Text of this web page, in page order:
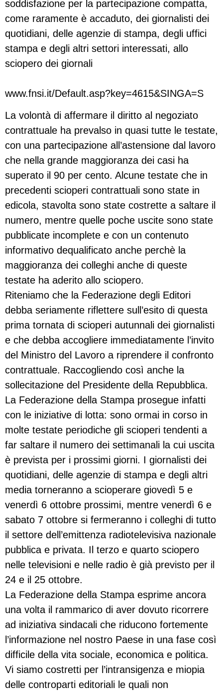
soddisfazione per la partecipazione compatta,
come raramente è accaduto, dei giornalisti dei
quotidiani, delle agenzie di stampa, degli uffici
stampa e degli altri settori interessati, allo
sciopero dei giornali
www.fnsi.it/Default.asp?key=4615&SINGA=S
La volontà di affermare il diritto al negoziato
contrattuale ha prevalso in quasi tutte le testate,
con una partecipazione all’astensione dal lavoro
che nella grande maggioranza dei casi ha
superato il 90 per cento. Alcune testate che in
precedenti scioperi contrattuali sono state in
edicola, stavolta sono state costrette a saltare il
numero, mentre quelle poche uscite sono state
pubblicate incomplete e con un contenuto
informativo dequalificato anche perchè la
maggioranza dei colleghi anche di queste
testate ha aderito allo sciopero.
Riteniamo che la Federazione degli Editori
debba seriamente riflettere sull’esito di questa
prima tornata di scioperi autunnali dei giornalisti
e che debba accogliere immediatamente l’invito
del Ministro del Lavoro a riprendere il confronto
contrattuale. Raccogliendo così anche la
sollecitazione del Presidente della Repubblica.
La Federazione della Stampa prosegue infatti
con le iniziative di lotta: sono ormai in corso in
molte testate periodiche gli scioperi tendenti a
far saltare il numero dei settimanali la cui uscita
è prevista per i prossimi giorni. I giornalisti dei
quotidiani, delle agenzie di stampa e degli altri
media torneranno a scioperare giovedì 5 e
venerdì 6 ottobre prossimi, mentre venerdì 6 e
sabato 7 ottobre si fermeranno i colleghi di tutto
il settore dell’emittenza radiotelevisiva nazionale
pubblica e privata. Il terzo e quarto sciopero
nelle televisioni e nelle radio è già previsto per il
24 e il 25 ottobre.
La Federazione della Stampa esprime ancora
una volta il rammarico di aver dovuto ricorrere
ad iniziativa sindacali che riducono fortemente
l’informazione nel nostro Paese in una fase così
difficile della vita sociale, economica e politica.
Vi siamo costretti per l’intransigenza e miopia
delle controparti editoriali le quali non